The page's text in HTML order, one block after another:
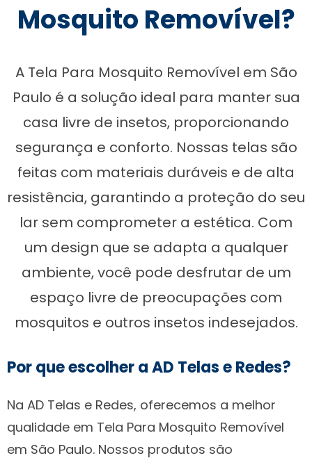
Mosquito Removível?
A Tela Para Mosquito Removível em São
Paulo é a solução ideal para manter sua
casa livre de insetos, proporcionando
segurança e conforto. Nossas telas são
feitas com materiais duráveis e de alta
resistência, garantindo a proteção do seu
lar sem comprometer a estética. Com
um design que se adapta a qualquer
ambiente, você pode desfrutar de um
espaço livre de preocupações com
mosquitos e outros insetos indesejados.
Por que escolher a AD Telas e Redes?
Na AD Telas e Redes, oferecemos a melhor
qualidade em Tela Para Mosquito Removível
em São Paulo. Nossos produtos são